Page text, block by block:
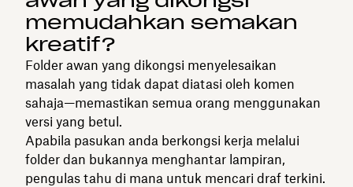
memudahkan semakan
kreatif?
Folder awan yang dikongsi menyelesaikan
masalah yang tidak dapat diatasi oleh komen
sahaja—memastikan semua orang menggunakan
versi yang betul.
Apabila pasukan anda berkongsi kerja melalui
folder dan bukannya menghantar lampiran,
pengulas tahu di mana untuk mencari draf terkini.